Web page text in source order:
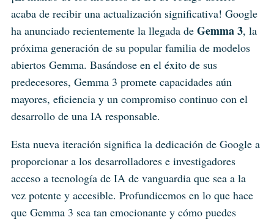
acaba de recibir una actualización significativa! Google
ha anunciado recientemente la llegada de Gemma 3, la
próxima generación de su popular familia de modelos
abiertos Gemma. Basándose en el éxito de sus
predecesores, Gemma 3 promete capacidades aún
mayores, eficiencia y un compromiso continuo con el
desarrollo de una IA responsable.
Esta nueva iteración significa la dedicación de Google a
proporcionar a los desarrolladores e investigadores
acceso a tecnología de IA de vanguardia que sea a la
vez potente y accesible. Profundicemos en lo que hace
que Gemma 3 sea tan emocionante y cómo puedes